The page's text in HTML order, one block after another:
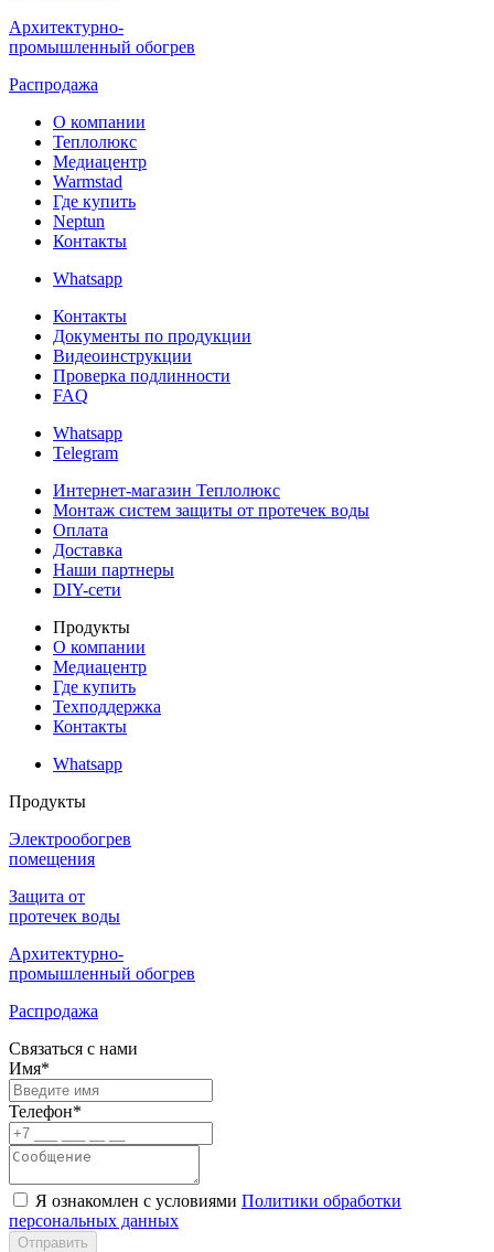
Архитектурно-
промышленный обогрев
Распродажа
О компании
Теплолюкс
Медиацентр
Warmstad
Где купить
Neptun
Контакты
Whatsapp
Контакты
Документы по продукции
Видеоинструкции
Проверка подлинности
FAQ
Whatsapp
Telegram
Интернет-магазин Теплолюкс
Монтаж систем защиты от протечек воды
Оплата
Доставка
Наши партнеры
DIY-сети
Продукты
О компании
Медиацентр
Где купить
Техподдержка
Контакты
Whatsapp
Продукты
Электрообогрев
помещения
Защита от
протечек воды
Архитектурно-
промышленный обогрев
Распродажа
Связаться с нами
Имя*
Телефон*
Я ознакомлен с условиями Политики обработки
персональных данных
Отправить